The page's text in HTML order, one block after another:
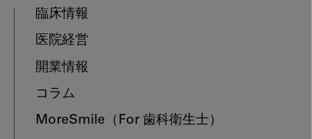
臨床情報
医院経営
開業情報
コラム
MoreSmile （For 歯科衛生士）